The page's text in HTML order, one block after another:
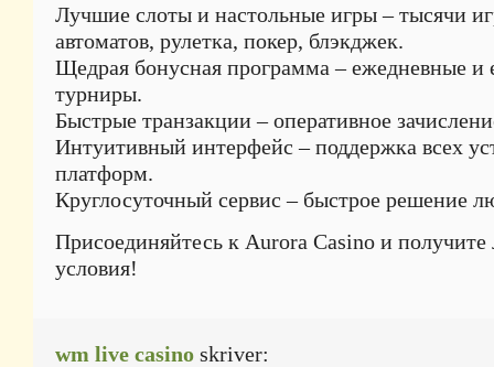
Лучшие слоты и настольные игры – тысячи
автоматов, рулетка, покер, блэкджек.
Щедрая бонусная программа – ежедневные и
турниры.
Быстрые транзакции – оперативное
Интуитивный интерфейс – поддержка всех
платформ.
Круглосуточный сервис – быстрое решение
Присоединяйтесь к Aurora Casino и
условия!
wm live casino skriver: